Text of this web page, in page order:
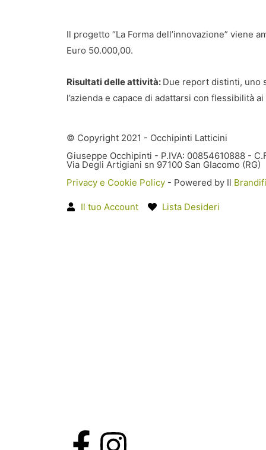
Il progetto “La Forma dell’innovazione” viene
Euro 50.000,00.
Risultati delle attività: Due report distinti, uno
l’azienda e capace di adattarsi con flessibilità
© Copyright 2021 - Occhipinti Latticini
Giuseppe Occhipinti - P.IVA: 00854610888 -
Via Degli Artigiani sn 97100 San GIacomo (RG)
Privacy e Cookie Policy - Powered by Il
Il tuo Account Lista Desideri